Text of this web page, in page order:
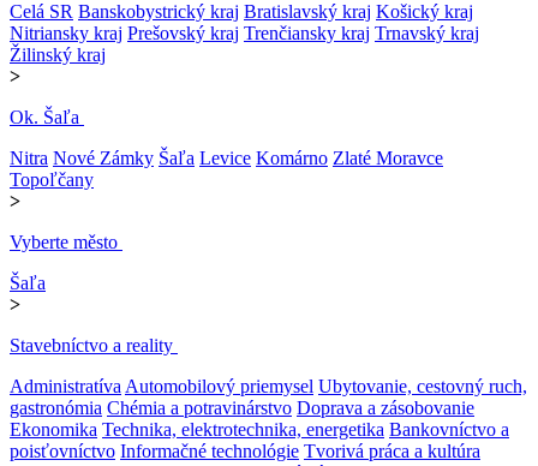
Celá SR Banskobystrický kraj Bratislavský kraj Košický kraj
Nitriansky kraj Prešovský kraj Trenčiansky kraj Trnavský kraj
Žilinský kraj
>
Ok. Šaľa
Nitra Nové Zámky Šaľa Levice Komárno Zlaté Moravce
Topoľčany
>
Vyberte město
Šaľa
>
Stavebníctvo a reality
AdministratívaAutomobilový priemysel Ubytovanie, cestovný ruch,
gastronómia Chémia a potravinárstvo Doprava a zásobovanie
Ekonomika Technika, elektrotechnika, energetika Bankovníctvo a
poisťovníctvo Informačné technológie Tvorivá práca a kultúra